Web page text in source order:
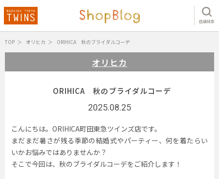
店舗検索
TOP オリヒカ ORIHICA 秋のブライダルコーデ
オリヒカ
ORIHICA 秋のブライダルコーデ
2025.08.25
こんにちは。ORIHICA町田東急ツインズ店です。
まだまだ暑さが残る季節の結婚式やパーティー、何を着たらい
いかお悩みではありませんか？
そこで今回は、秋のブライダルコーデをご紹介します！